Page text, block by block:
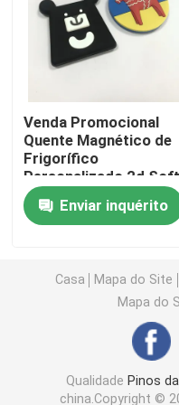
Moedas do desafio
Medalha dos
Corrente chave
crachá do pino da
Remendos
Abridor do vinho do
Grampo de laço da
Venda Promocional
Quente Magnético de
Frigorífico
Personalizado 2d Soft
Pvc Offset Impressão
Logotipo Souvenir
Frigorífico Magnético
Enviar inquérito
Casa Mapa do Site
Mapa do
Qualidade Pinos
china.Copyright ©